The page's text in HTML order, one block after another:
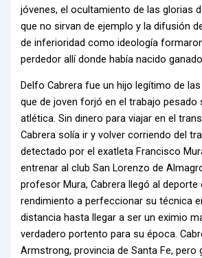
jóvenes, el ocultamiento de las glorias
que no sirvan de ejemplo y la difusión
de inferioridad como ideología
perdedor allí donde había nacido
Delfo Cabrera fue un hijo legítimo de
que de joven forjó en el trabajo pesado
atlética. Sin dinero para viajar en el
Cabrera solía ir y volver corriendo del
detectado por el exatleta Francisco
entrenar al club San Lorenzo de
profesor Mura, Cabrera llegó al deporte
rendimiento a perfeccionar su técnica
distancia hasta llegar a ser un eximio
verdadero portento para su época.
Armstrong, provincia de Santa Fe, pero